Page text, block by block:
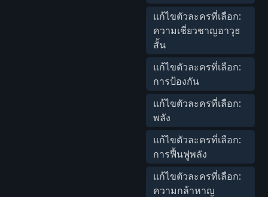
แก้ไขตัวละครที่เลือก:
ความเชี่ยวชาญอาวุธ
สั้น
แก้ไขตัวละครที่เลือก:
การป้องกัน
แก้ไขตัวละครที่เลือก:
พลัง
แก้ไขตัวละครที่เลือก:
การฟื้นฟูพลัง
แก้ไขตัวละครที่เลือก:
ความกล้าหาญ